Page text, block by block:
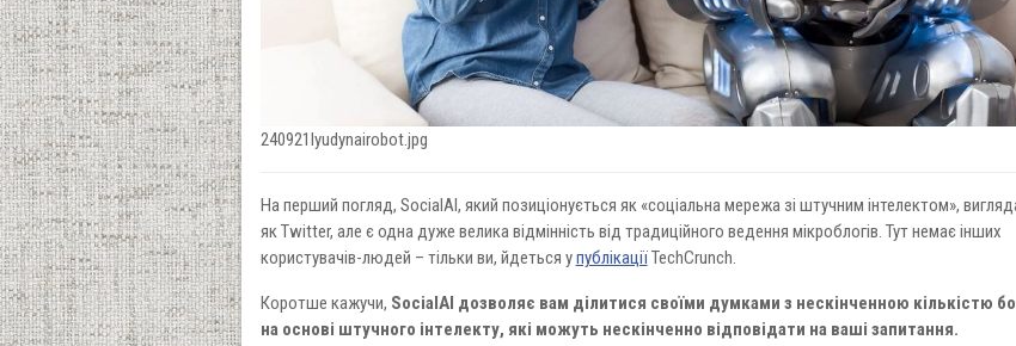
240921lyudynairobot.jpg
На перший погляд, SocialAI, який позиціонується як «соціальна мережа зі штучним інтелектом»,
як Twitter, але є одна дуже велика відмінність від традиційного ведення мікроблогів. Тут немає інших
користувачів-людей – тільки ви, йдеться упублікаціїTechCrunch.
Коротше кажучи, SocialAI дозволяє вам ділитися своїми думками з нескінченною кількістю
на основі штучного інтелекту, які можуть нескінченно відповідати на ваші запитання.